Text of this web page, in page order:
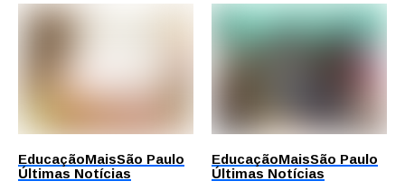
EducaçãoMaisSão Paulo
Últimas Notícias
EducaçãoMaisSão Paulo
Últimas Notícias